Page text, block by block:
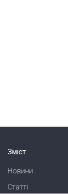
Зміст
Новини
Статті